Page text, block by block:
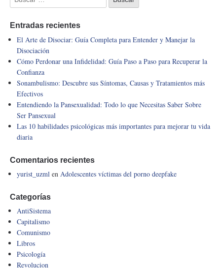
Entradas recientes
El Arte de Disociar: Guía Completa para Entender y Manejar la
Disociación
Cómo Perdonar una Infidelidad: Guía Paso a Paso para Recuperar la
Confianza
Sonambulismo: Descubre sus Síntomas, Causas y Tratamientos más
Efectivos
Entendiendo la Pansexualidad: Todo lo que Necesitas Saber Sobre
Ser Pansexual
Las 10 habilidades psicológicas más importantes para mejorar tu vida
diaria
Comentarios recientes
yurist_uzml en Adolescentes víctimas del porno deepfake
Categorías
AntiSistema
Capitalismo
Comunismo
Libros
Psicología
Revolucion